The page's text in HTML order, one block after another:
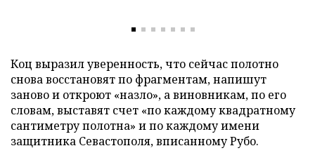
Коц выразил уверенность, что сейчас полотно
снова восстановят по фрагментам, напишут
заново и откроют «назло», а виновникам, по его
словам, выставят счет «по каждому квадратному
сантиметру полотна» и по каждому имени
защитника Севастополя, вписанному Рубо.